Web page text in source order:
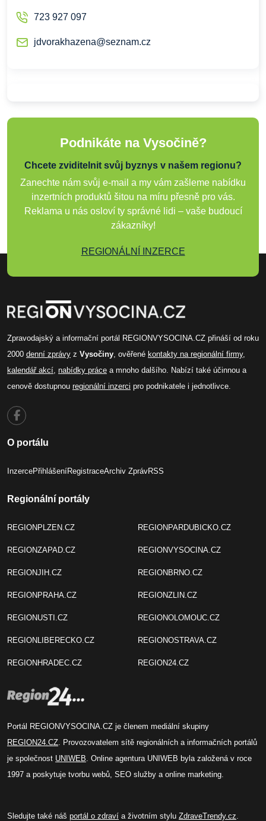
723 927 097
jdvorakhazena@seznam.cz
Podnikáte na Vysočině?
Chcete zviditelnit svůj byznys v našem regionu?
Zanechte nám svůj e-mail a my vám zašleme nabídku
inzertních produktů šitou na míru přesně pro vás.
Reklama u nás osloví ty správné lidi – vaše budoucí
zákazníky!
REGIONÁLNÍ INZERCE
Zpravodajský a informační portál REGIONVYSOCINA.CZ přináší od roku
2000 denní zprávy z Vysočiny , ověřené kontakty na regionální firmy,
kalendář akcí nabídky práce a mnoho dalšího. Nabízí také účinnou a
cenově dostupnou regionální inzerci pro podnikatele i jednotlivce.
O portálu
InzercePřihlášeníRegistraceArchiv ZprávRSS
Regionální portály
REGIONPLZEN.CZ
REGIONZAPAD.CZ
REGIONJIH.CZ
REGIONPRAHA.CZ
REGIONUSTI.CZ
REGIONLIBERECKO.CZ
REGIONHRADEC.CZ
REGIONPARDUBICKO.CZ
REGIONVYSOCINA.CZ
REGIONBRNO.CZ
REGIONZLIN.CZ
REGIONOLOMOUC.CZ
REGIONOSTRAVA.CZ
REGION24.CZ
Portál REGIONVYSOCINA.CZ je členem mediální skupiny
REGION24.CZ . Provozovatelem sítě regionálních a informačních portálů
je společnost UNIWEB . Online agentura UNIWEB byla založená v roce
1997 a poskytuje tvorbu webů, SEO služby a online marketing.
Sledujte také náš portál o zdraví a životním stylu ZdraveTrendy.cz